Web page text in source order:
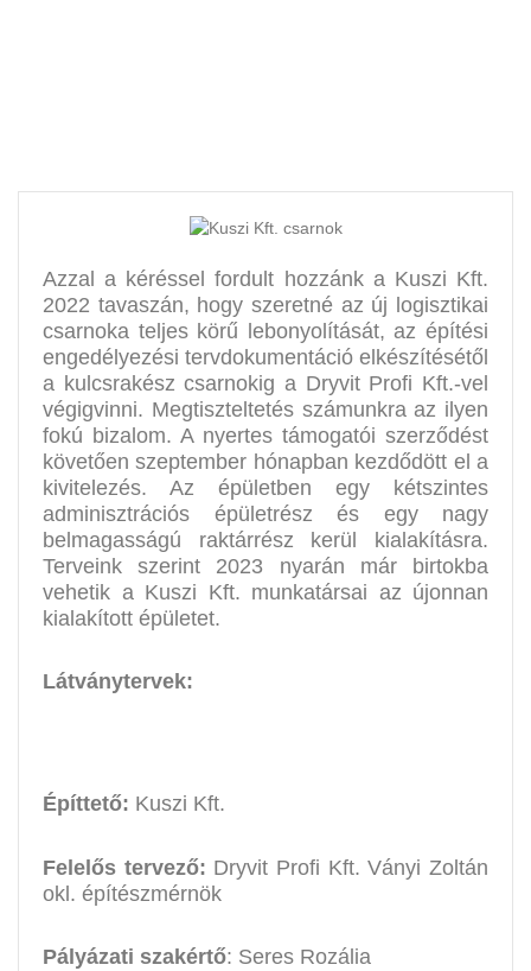
Azzal a kéréssel fordult hozzánk a Kuszi Kft.
2022 tavaszán, hogy szeretné az új logisztikai
csarnoka teljes körű lebonyolítását, az építési
engedélyezési tervdokumentáció elkészítésétől
a kulcsrakész csarnokig a Dryvit Profi Kft.-vel
végigvinni. Megtiszteltetés számunkra az ilyen
fokú bizalom. A nyertes támogatói szerződést
követően szeptember hónapban kezdődött el a
kivitelezés. Az épületben egy kétszintes
adminisztrációs épületrész és egy nagy
belmagasságú raktárrész kerül kialakításra.
Terveink szerint 2023 nyarán már birtokba
vehetik a Kuszi Kft. munkatársai az újonnan
kialakított épületet.
Látványtervek:
Építtető: Kuszi Kft.
Felelős tervező: Dryvit Profi Kft. Ványi Zoltán
okl. építészmérnök
Pályázati szakértő: Seres Rozália